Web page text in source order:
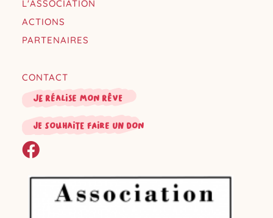
L'ASSOCIATION
ACTIONS
PARTENAIRES
CONTACT
Je réalise mon rêve
je souhaite faire un don